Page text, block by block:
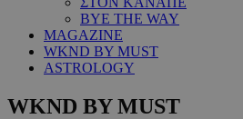
BYE THE WAY
MAGAZINE
WKND BY MUST
ASTROLOGY
WKND BY MUST